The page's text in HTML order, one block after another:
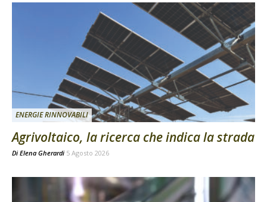
ENERGIE RINNOVABILI
Agrivoltaico, la ricerca che indica la strada
Di Elena Gherardi 5 Agosto 2026